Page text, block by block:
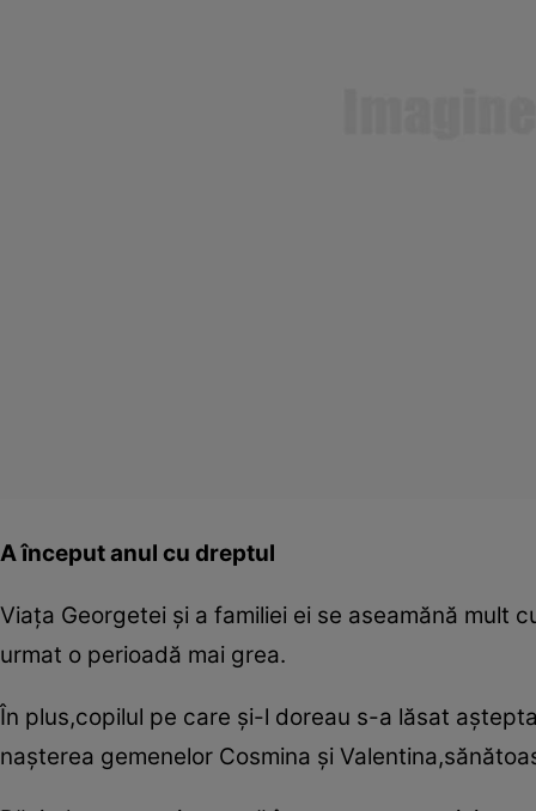
A început anul cu dreptul
Viaţa Georgetei şi a familiei ei se aseamănă mult
urmat o perioadă mai grea.
În plus,copilul pe care şi-l doreau s-a lăsat
naşterea gemenelor Cosmina şi